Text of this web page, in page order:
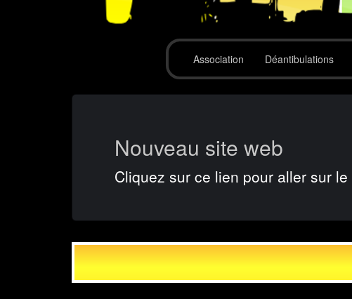
Association Déantibulations
Nouveau site web
Cliquez sur ce lien pour aller sur le